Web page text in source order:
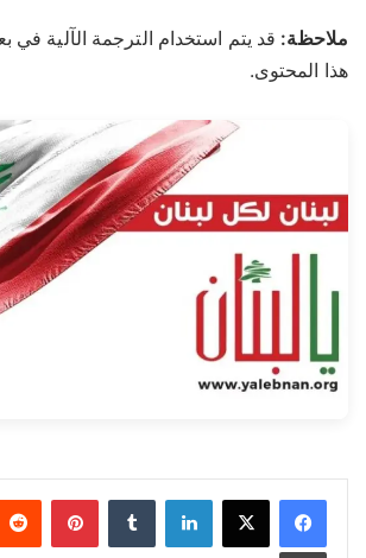
ملاحظة: قد يتم استخدام الترجمة الآلية في
هذا المحتوى.
لينكدإن بينتيريست